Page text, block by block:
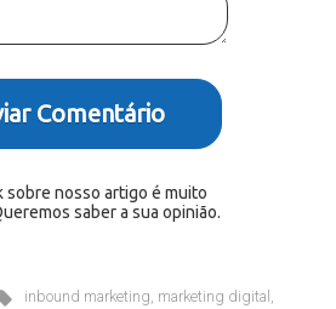
Comentário
sobre nosso artigo é muito
saber a sua opinião.
inbound marketing, marketing digital ,